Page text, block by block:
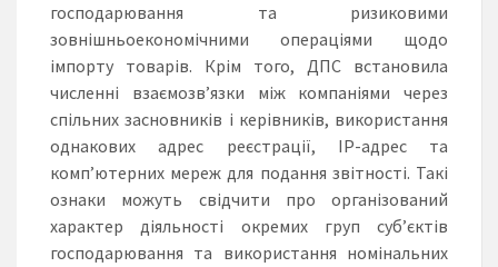
господарювання та ризиковими
зовнішньоекономічними операціями щодо
імпорту товарів. Крім того, ДПС встановила
численні взаємозв’язки між компаніями через
спільних засновників і керівників, використання
однакових адрес реєстрації, ІР-адрес та
комп’ютерних мереж для подання звітності. Такі
ознаки можуть свідчити про організований
характер діяльності окремих груп суб’єктів
господарювання та використання номінальних